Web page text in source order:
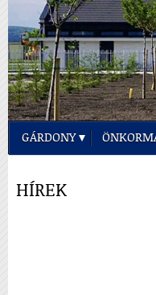
GÁRDONY
HÍREK